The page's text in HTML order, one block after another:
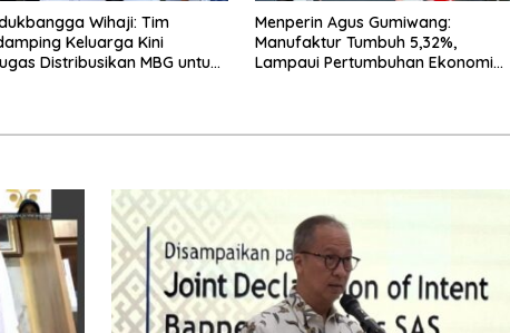
Wihaji: Tim
Keluarga Kini
Distribusikan MBG untuk
Menperin Agus Gumiwang:
Manufaktur Tumbuh 5,32%,
Lampaui Pertumbuhan Ekonomi